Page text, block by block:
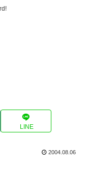
LINE
2004.08.06